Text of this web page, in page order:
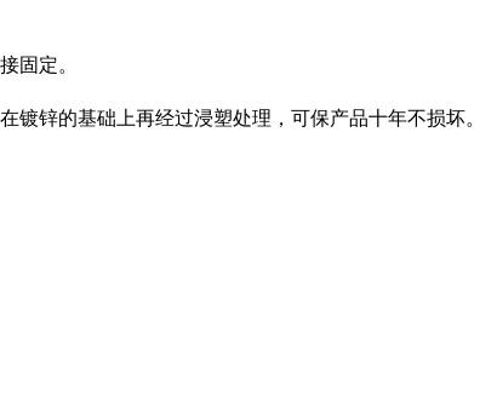
固定。
锌的基础上再经过浸塑处理，可保产品十年不损坏。